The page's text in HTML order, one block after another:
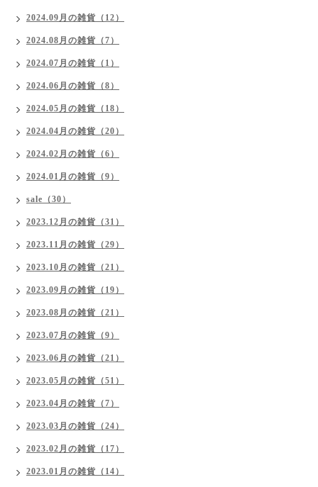
2024.09月の雑貨（12）
2024.08月の雑貨（7）
2024.07月の雑貨（1）
2024.06月の雑貨（8）
2024.05月の雑貨（18）
2024.04月の雑貨（20）
2024.02月の雑貨（6）
2024.01月の雑貨（9）
sale（30）
2023.12月の雑貨（31）
2023.11月の雑貨（29）
2023.10月の雑貨（21）
2023.09月の雑貨（19）
2023.08月の雑貨（21）
2023.07月の雑貨（9）
2023.06月の雑貨（21）
2023.05月の雑貨（51）
2023.04月の雑貨（7）
2023.03月の雑貨（24）
2023.02月の雑貨（17）
2023.01月の雑貨（14）